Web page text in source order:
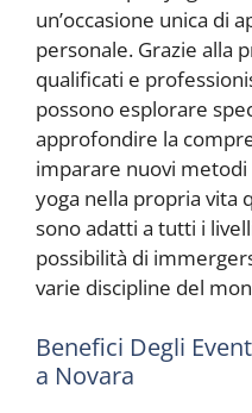
un’occasione unica di
personale. Grazie alla
qualificati e
possono esplorare
approfondire la
imparare nuovi
yoga nella propria vita
sono adatti a tutti i
possibilità di
varie discipline del
Benefici Degli
a Novara